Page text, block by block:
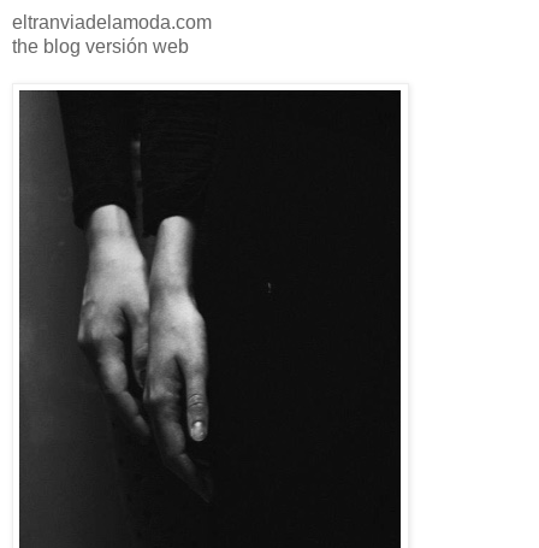
eltranviadelamoda.com
the blog versión web